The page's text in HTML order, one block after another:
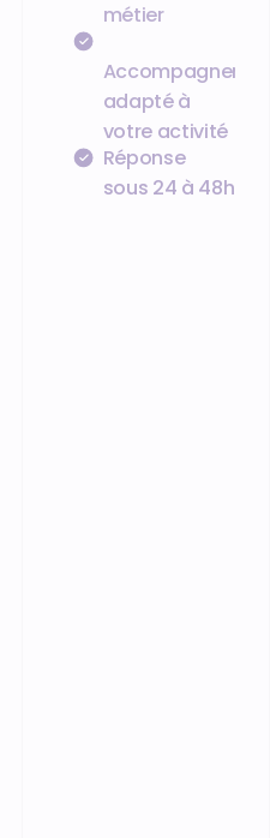
métier
Accompagnement
adapté à
votre activité
Réponse
sous 24 à 48h